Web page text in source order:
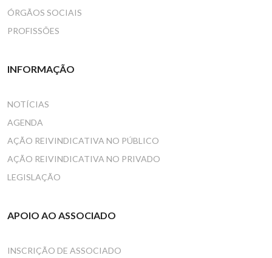
ÓRGÃOS SOCIAIS
PROFISSÕES
INFORMAÇÃO
NOTÍCIAS
AGENDA
AÇÃO REIVINDICATIVA NO PÚBLICO
AÇÃO REIVINDICATIVA NO PRIVADO
LEGISLAÇÃO
APOIO AO ASSOCIADO
INSCRIÇÃO DE ASSOCIADO